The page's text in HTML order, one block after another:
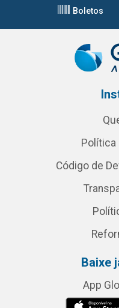
Boletos
Política
Código de
Baixe
App